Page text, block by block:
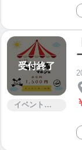
受付終了
イベント・セミナー・交流会